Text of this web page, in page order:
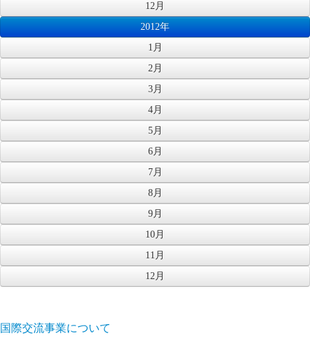
12月
2012年
1月
2月
3月
4月
5月
6月
7月
8月
9月
10月
11月
12月
国際交流事業について